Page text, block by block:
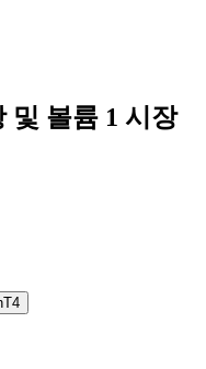
및 볼륨 1 시장